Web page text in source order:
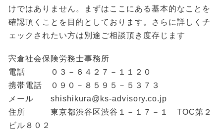
けではありません。まずはここにある基本的なことを
確認頂くことを目的としております。さらに詳しくチ
ェックされたい方は別途ご相談頂き度存じます
宍倉社会保険労務士事務所
電話 ０３－６４２７－１１２０
携帯電話 ０９０－８５９５－５３７３
メール shishikura@ks-advisory.co.jp
住所 東京都渋谷区渋谷１－１７－１ TOC第２
ビル８０２